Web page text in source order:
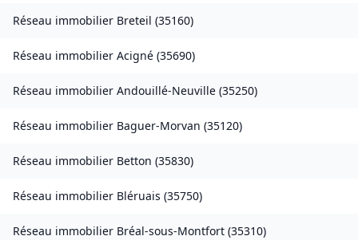
Réseau immobilier Breteil (35160)
Réseau immobilier Acigné (35690)
Réseau immobilier Andouillé-Neuville (35250)
Réseau immobilier Baguer-Morvan (35120)
Réseau immobilier Betton (35830)
Réseau immobilier Bléruais (35750)
Réseau immobilier Bréal-sous-Montfort (35310)